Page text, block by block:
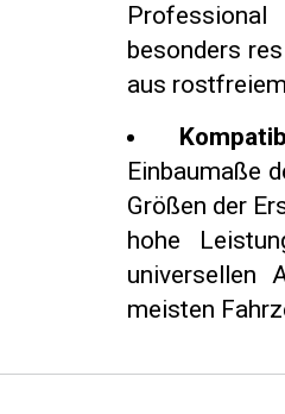
besonders
aus
Einbaumaße
Größen der
hohe
universellen
meisten